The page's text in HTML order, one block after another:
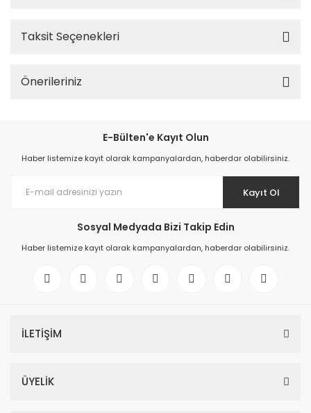
Taksit Seçenekleri
Önerileriniz
E-Bülten'e Kayıt Olun
Haber listemize kayıt olarak kampanyalardan, haberdar olabilirsiniz.
Kayıt Ol
Sosyal Medyada Bizi Takip Edin
Haber listemize kayıt olarak kampanyalardan, haberdar olabilirsiniz.
İLETİŞİM
ÜYELİK